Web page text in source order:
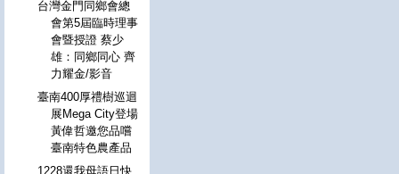
台灣金門同鄉會總
會第5屆臨時理事
會暨授證 蔡少
雄：同鄉同心 齊
力耀金/影音
臺南400厚禮樹巡迴
展Mega City登場
黃偉哲邀您品嚐
臺南特色農產品
1228還我母語日快